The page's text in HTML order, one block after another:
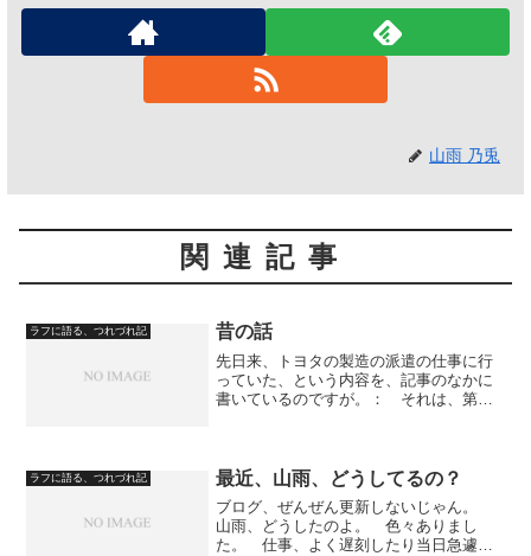
山雨 乃兎
関連記事
ラフに語る、つれづれ記 昔の話
先日来、トヨタの製造の派遣の仕事に行
っていた、という内容を、記事のなかに
書いているのですが。： それは、第二
思うので書きます。： 宇...
ラフに語る、つれづれ記 最近、山雨、どうしてるの？
ブログ、ぜんぜん更新しないじゃん。
山雨、どうしたのよ。 色々ありまし
た。 仕事、よく遅刻したり当日急遽休